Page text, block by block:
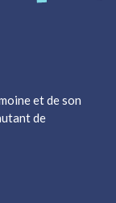
et de son
de